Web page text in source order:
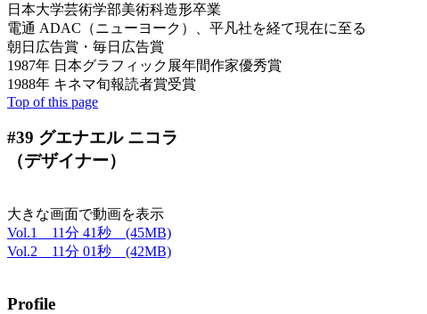
日本大学芸術学部美術科造形卒業
電通 ADAC（ニューヨーク）、平凡社を経て現在に至る
朝日広告賞・毎日広告賞
1987年 日本グラフィック展年間作家優秀賞
1988年 キネマ旬報読者賞受賞
Top of this page
#39 グエナエル ニコラ
（デザイナー）
大きな画面で動画を表示
Vol.1 11分 41秒 (45MB)
Vol.2 11分 01秒 (42MB)
Profile